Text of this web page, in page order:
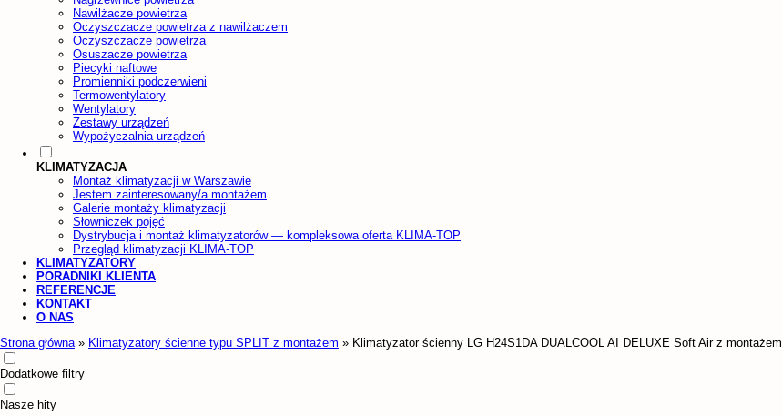
Nawilżacze powietrza
Oczyszczacze powietrza z nawilżaczem
Oczyszczacze powietrza
Osuszacze powietrza
Piecyki naftowe
Promienniki podczerwieni
Termowentylatory
Wentylatory
Zestawy urządzeń
Wypożyczalnia urządzeń
KLIMATYZACJA
Montaż klimatyzacji w Warszawie
Jestem zainteresowany/a montażem
Galerie montaży klimatyzacji
Słowniczek pojęć
Dystrybucja i montaż klimatyzatorów — kompleksowa oferta KLIMA-TOP
Przegląd klimatyzacji KLIMA-TOP
KLIMATYZATORY
PORADNIKI KLIENTA
REFERENCJE
KONTAKT
O NAS
Strona główna » Klimatyzatory ścienne typu SPLIT z montażem » Klimatyzator ścienny LG H24S1DA DUALCOOL AI DELUXE Soft Air z montażem
Dodatkowe filtry
Nasze hity